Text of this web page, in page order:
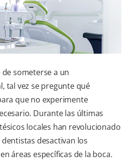
SUSCRÍBASE
someterse a un
tal vez se pregunte qué
que no experimente
Durante las últimas
locales han revolucionado
desactivan los
áreas específicas de la boca.